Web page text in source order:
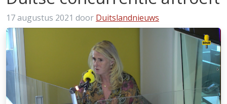
17 augustus 2021 door Duitslandnieuws